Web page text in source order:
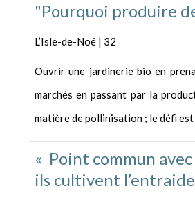
"Pourquoi produire
L’Isle-de-Noé | 32
Ouvrir une jardinerie bio en
marchés en passant par la
matière de pollinisation ; le défi est
« Point commun
ils cultivent